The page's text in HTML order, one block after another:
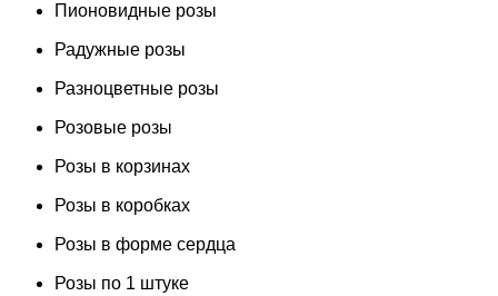
Пионовидные розы
Радужные розы
Разноцветные розы
Розовые розы
Розы в корзинах
Розы в коробках
Розы в форме сердца
Розы по 1 штуке